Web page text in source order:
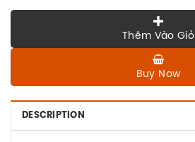
Thêm Vào Giỏ
Buy Now
DESCRIPTION